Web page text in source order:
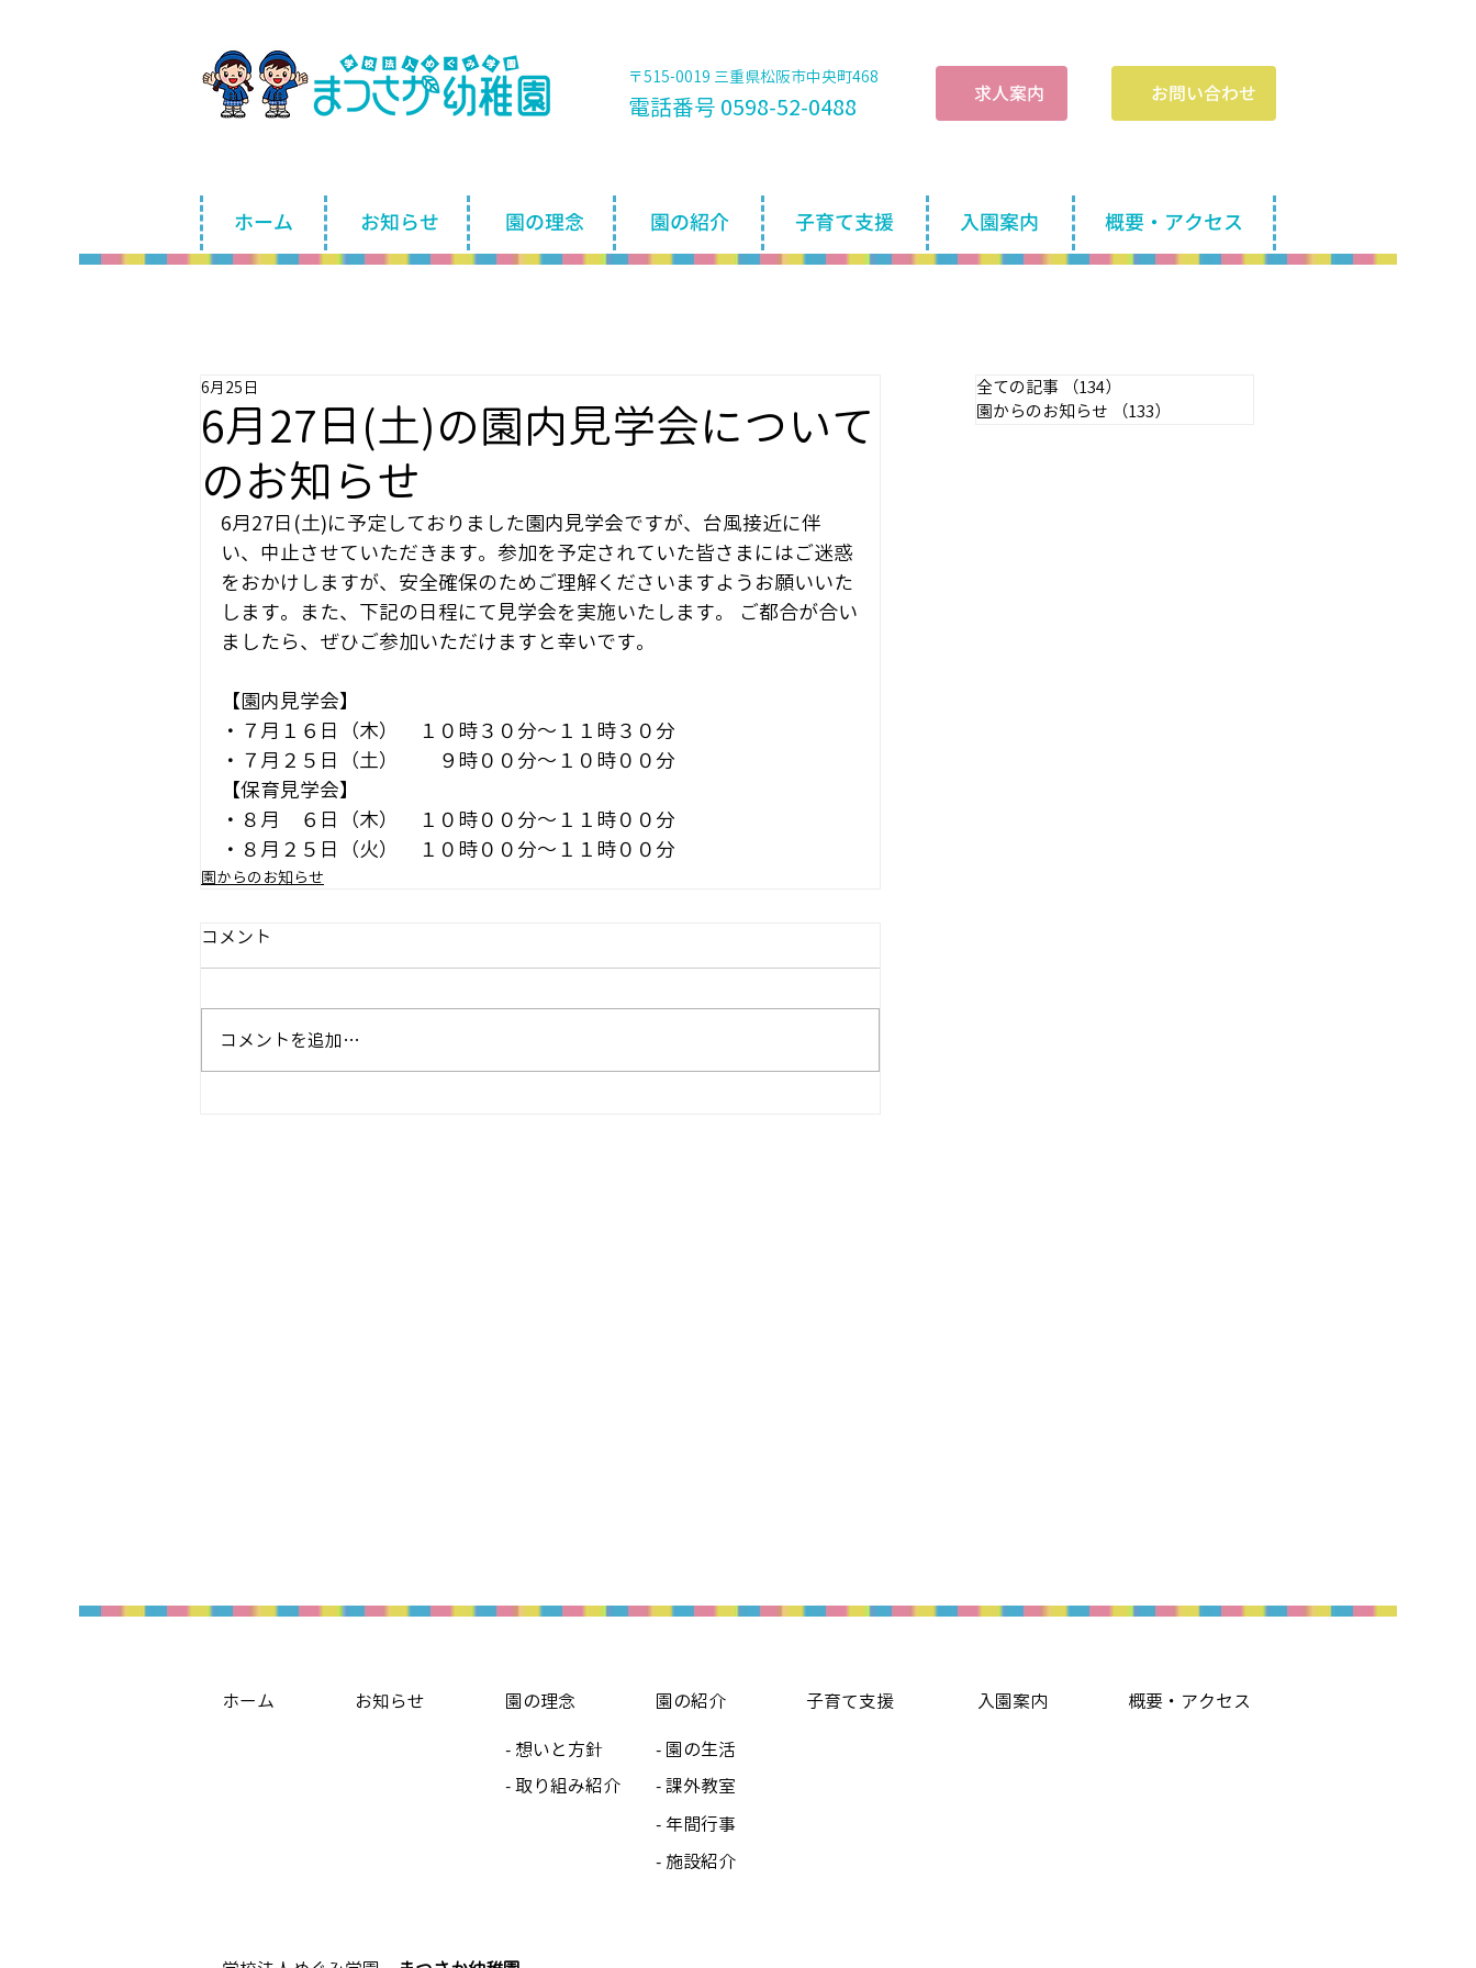
〒515-0019 三重県松阪市中央町468
電話番号 0598-52-0488 ​求人案内 お問い合わせ
ホーム お知らせ 園の理念 園の紹介 子育て支援 入園案内 概要・アクセス
6月27日(土)の園内見学会について
のお知らせ
6月25日
6月27日(土)に予定しておりました園内見学会ですが、台風接近に伴
い、中止させていただきます。参加を予定されていた皆さまにはご迷惑
をおかけしますが、安全確保のためご理解くださいますようお願いいた
します。また、下記の日程にて見学会を実施いたします。 ご都合が合い
ましたら、ぜひご参加いただけますと幸いです。
【園内見学会】
・７月１６日（木）　１０時３０分～１１時３０分
・７月２５日（土）　　９時００分～１０時００分
【保育見学会】
・８月　６日（木）　１０時００分～１１時００分
・８月２５日（火）　１０時００分～１１時００分
園からのお知らせ
コメント
コメントを追加…
全ての記事 （134）
園からのお知らせ
（133）
ホーム お知らせ
園の理念
- 想いと方針
- 取り組み紹介
園の紹介
- 園の生活
- 課外教室
- 年間行事
- 施設紹介
子育て支援 入園案内 概要・アクセス